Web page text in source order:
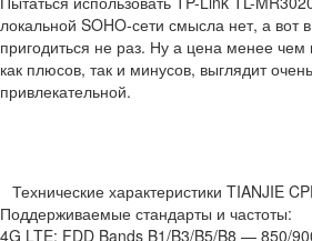
локальной SOHO-сети смысла нет, а вот
пригодиться не раз. Ну а цена менее чем
как плюсов, так и минусов, выглядит
привлекательной.
Технические характеристики TIANJIE
Поддерживаемые стандарты и частоты:
4G LTE: FDD Bands B1/B3/B5/B8 — 850/